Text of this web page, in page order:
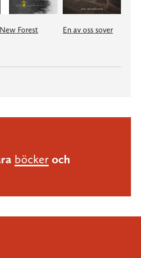
New Forest En av oss sover
böcker och